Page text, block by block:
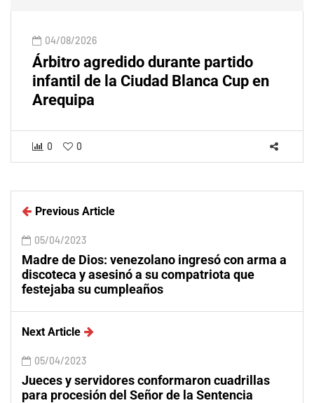
04/08/2026
Árbitro agredido durante partido
infantil de la Ciudad Blanca Cup en
Arequipa
0 0
Previous Article
05/04/2023
Madre de Dios: venezolano ingresó con arma a
discoteca y asesinó a su compatriota que
festejaba su cumpleaños
Next Article
05/04/2023
Jueces y servidores conformaron cuadrillas
para procesión del Señor de la Sentencia